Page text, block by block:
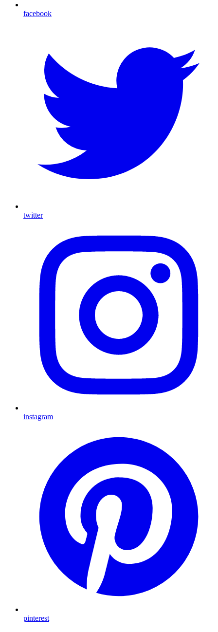
facebook
twitter
instagram
pinterest